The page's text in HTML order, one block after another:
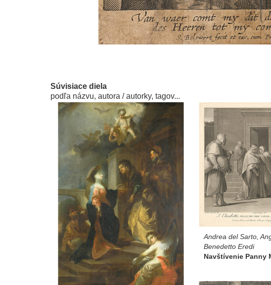
Súvisiace diela
podľa názvu, autora / autorky, tagov...
Andrea del Sarto,
Benedetto Eredi
Navštívenie Panny